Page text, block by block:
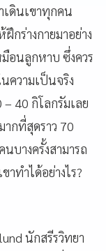
เดินเขาทุกคน
กร่างกายมาอย่าง
อนลูกหาบ ซึ่งควร
ความเป็นจริง
40 กิโลกรัมเลย
กที่สุดราว 70
บางครั้งสามารถ
าทำได้อย่างไร?
นักสรีรวิทยา